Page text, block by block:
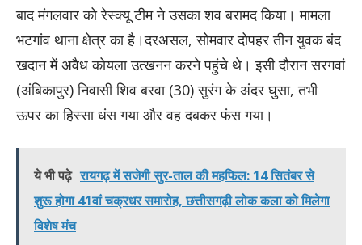
बाद मंगलवार को रेस्क्यू टीम ने उसका शव बरामद किया। मामला
भटगांव थाना क्षेत्र का है।दरअसल, सोमवार दोपहर तीन युवक बंद
खदान में अवैध कोयला उत्खनन करने पहुंचे थे। इसी दौरान सरगवां
(अंबिकापुर) निवासी शिव बरवा (30) सुरंग के अंदर घुसा, तभी
ऊपर का हिस्सा धंस गया और वह दबकर फंस गया।
ये भी पढ़े रायगढ़ में सजेगी सुर-ताल की महफिल: 14 सितंबर से
शुरू होगा 41वां चक्रधर समारोह, छत्तीसगढ़ी लोक कला को मिलेगा
विशेष मंच